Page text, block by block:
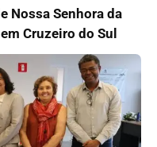
Nossa Senhora da
Cruzeiro do Sul